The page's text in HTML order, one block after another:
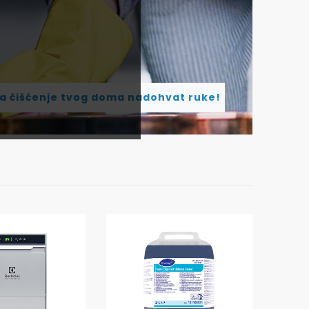
čišćenje tvog doma nadohvat ruke!